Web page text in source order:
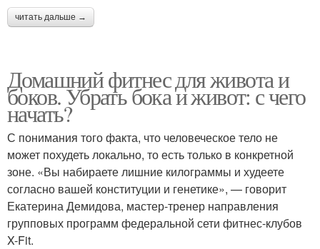
читать дальше →
Домашний фитнес для живота и
боков. Убрать бока и живот: с чего
начать?
С понимания того факта, что человеческое тело не
может похудеть локально, то есть только в конкретной
зоне. «Вы набираете лишние килограммы и худеете
согласно вашей конституции и генетике», — говорит
Екатерина Демидова, мастер-тренер направления
групповых программ федеральной сети фитнес-клубов
X-Fit.